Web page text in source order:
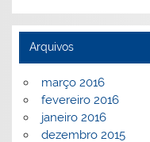
Arquivos
março 2016
fevereiro 2016
janeiro 2016
dezembro 2015